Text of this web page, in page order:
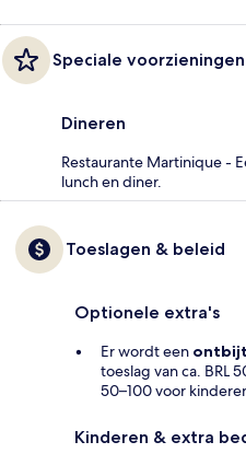
Speciale voorzieningen
Dineren
Restaurante Martinique -
lunch en diner.
Toeslagen & beleid
Optionele extra's
Er wordt een
toeslag van ca. BRL
50–100 voor
Kinderen & extra